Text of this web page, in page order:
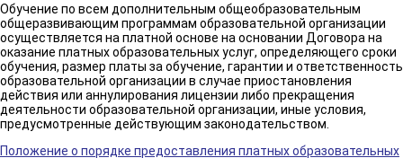
Обучение по всем дополнительным общеобразовательным
общеразвивающим программам образовательной организации
осуществляется на платной основе на основании Договора на
оказание платных образовательных услуг, определяющего сроки
обучения, размер платы за обучение, гарантии и ответственность
образовательной организации в случае приостановления
действия или аннулирования лицензии либо прекращения
деятельности образовательной организации, иные условия,
предусмотренные действующим законодательством.
Положение о порядке предоставления платных образовательных